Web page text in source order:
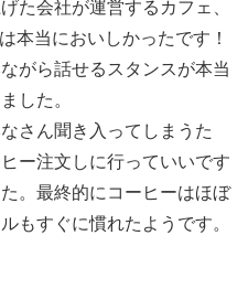
た会社が運営するカフェ、
本当においしかったです！
がら話せるスタンスが本当
した。
さん聞き入ってしまうた
ー注文しに行っていいです
。最終的にコーヒーはほぼ
もすぐに慣れたようです。